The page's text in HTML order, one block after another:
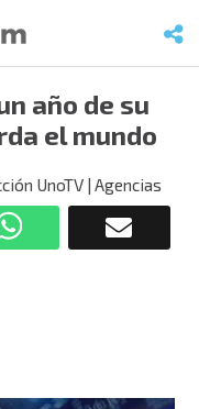
año de su
el mundo
UnoTV | Agencias